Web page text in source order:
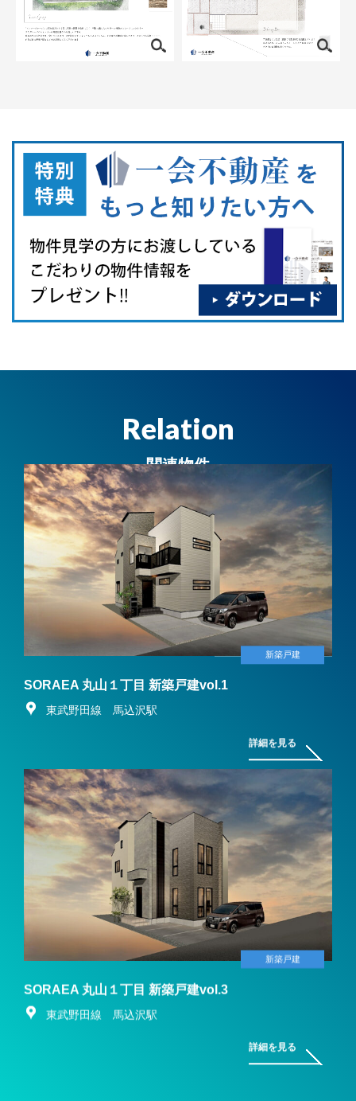
Relation
関連物件
新築戸建
SORAEA 丸山１丁目 新築戸建vol.1
東武野田線 馬込沢駅
詳細を見る
新築戸建
SORAEA 丸山１丁目 新築戸建vol.3
東武野田線 馬込沢駅
詳細を見る